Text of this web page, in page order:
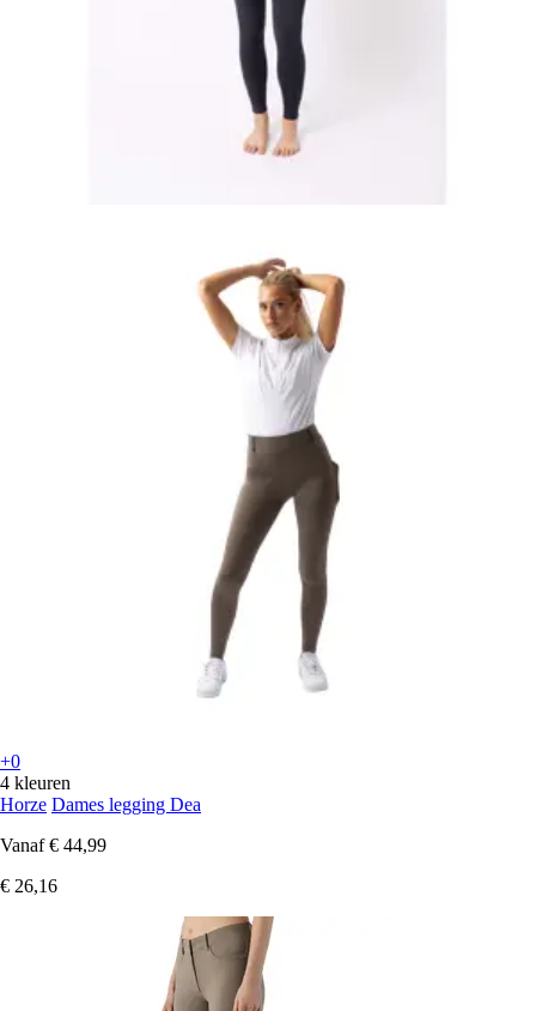
+0
4 kleuren
Horze Dames legging Dea
Vanaf € 44,99
€ 26,16